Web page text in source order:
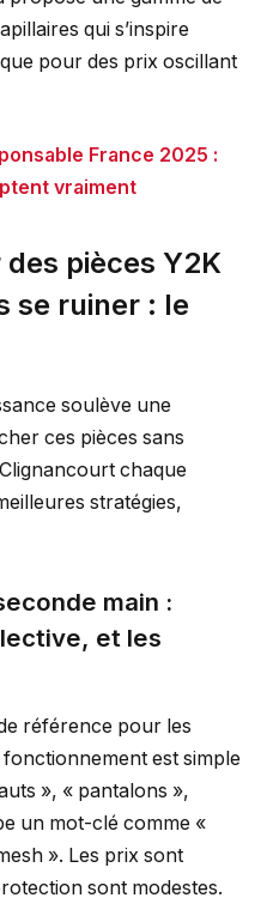
qui s’inspire
pour des prix oscillant
France 2025 :
vraiment
pièces Y2K
se ruiner : le
soulève une
ces pièces sans
chaque
stratégies,
main :
et les
référence pour les
est simple
», « pantalons »,
un mot-clé comme «
». Les prix sont
sont modestes.